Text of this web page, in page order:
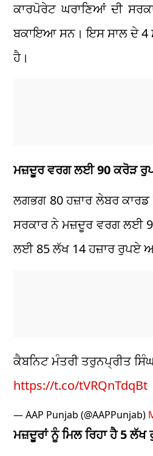
ਕਾਰਪੋਰੇਟ ਘਰਾਣਿਆਂ ਦੀ
ਬਕਾਇਆ ਸਨ। ਇਸ ਸਾਲ ਦੇ 4
ਹੈ।
ਮਜ਼ਦੂਰ ਵਰਗ ਲਈ 90 ਕਰੋੜ
ਲਗਭਗ 80 ਹਜ਼ਾਰ ਲੇਬਰ ਕਾਰਡ
ਸਰਕਾਰ ਨੇ ਮਜ਼ਦੂਰ ਵਰਗ ਲਈ
ਲਈ 85 ਲੱਖ 14 ਹਜ਼ਾਰ ਰੁਪਏ
ਕੈਬਨਿਟ ਮੰਤਰੀ ਤਰੁਨਪ੍ਰੀਤ
https://t.co/tVRQnTdqBt
— AAP Punjab (@AAPPunjab)
ਮਜ਼ਦੂਰਾਂ ਨੂੰ ਮਿਲ ਰਿਹਾ ਹੈ 5 ਲੱਖ